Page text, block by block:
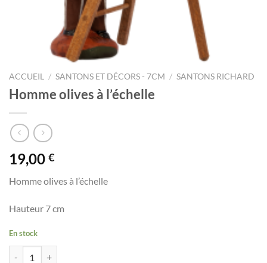
ACCUEIL / SANTONS ET DÉCORS - 7CM / SANTONS RICHARD
Homme olives à l’échelle
19,00 €
Homme olives à l’échelle
Hauteur 7 cm
En stock